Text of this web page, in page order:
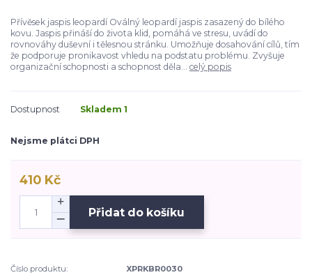
Přívěsek jaspis leopardí Oválný leopardí jaspis zasazený do bílého
kovu. Jaspis přináší do života klid, pomáhá ve stresu, uvádí do
rovnováhy duševní i tělesnou stránku. Umožňuje dosahování cílů, tím
že podporuje pronikavost vhledu na podstatu problému. Zvyšuje
organizační schopnosti a schopnost děla... celý popis
Dostupnost Skladem 1
Nejsme plátci DPH
410 Kč
Přidat do košíku
Číslo produktu:
XPRKBR0030